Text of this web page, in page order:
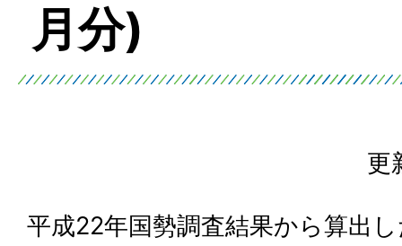
月分)
更
平成22年国勢調査結果から算出